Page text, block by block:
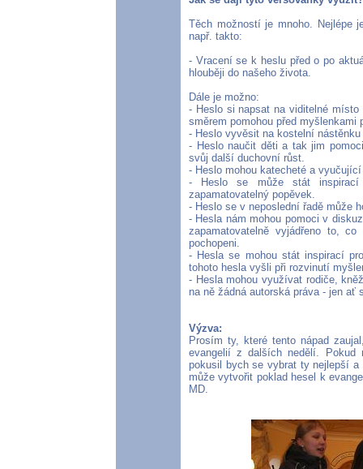
Těch možností je mnoho.
např. takto:
- Vracení se k heslu před o po
hlouběji do našeho života.
Dále je možno:
- Heslo si napsat na viditelné
směrem pomohou před myšlenkami
- Heslo vyvěsit na kostelní
- Heslo naučit děti a tak jim
svůj další duchovní růst.
- Heslo mohou katecheté a
- Heslo se může stát inspirací
zapamatovatelný popěvek.
- Heslo se v neposlední řadě může
- Hesla nám mohou pomoci v
zapamatovatelně vyjádřeno to,
pochopeni.
- Hesla se mohou stát inspirací
tohoto hesla vyšli při rozvinutí
- Hesla mohou využívat rodiče,
na ně žádná autorská práva - jen ať
Výzva:
Prosím ty, které tento nápad
evangelií z dalších nedělí. Pokud
pokusil bych se vybrat ty nejlepší
může vytvořit poklad hesel k
MD.